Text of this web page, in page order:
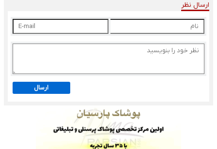
ارسال نظر
ارسال